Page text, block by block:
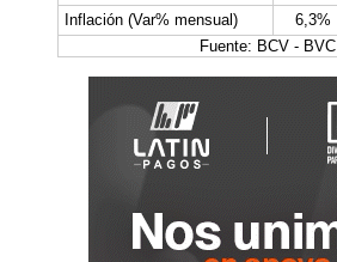
Inflación (Var% mensual)
6,3%
Fuente: BCV - BVC